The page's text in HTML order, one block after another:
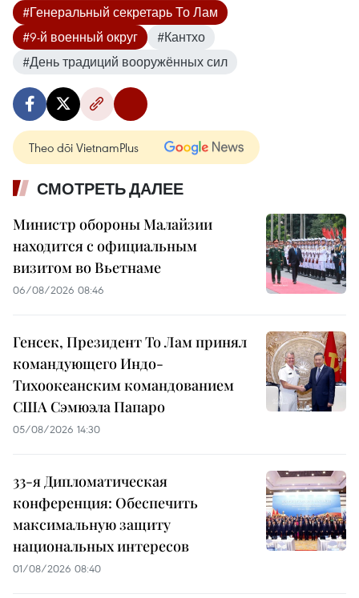
#Генеральный секретарь То Лам
#9-й военный округ
#Кантхо
#День традиций вооружённых сил
Theo dõi VietnamPlus
СМОТРЕТЬ ДАЛЕЕ
Министр обороны Малайзии
находится с официальным
визитом во Вьетнаме
06/08/2026 08:46
Генсек, Президент То Лам принял
командующего Индо-
Тихоокеанским командованием
США Сэмюэла Папаро
05/08/2026 14:30
33-я Дипломатическая
конференция: Обеспечить
максимальную защиту
национальных интересов
01/08/2026 08:40